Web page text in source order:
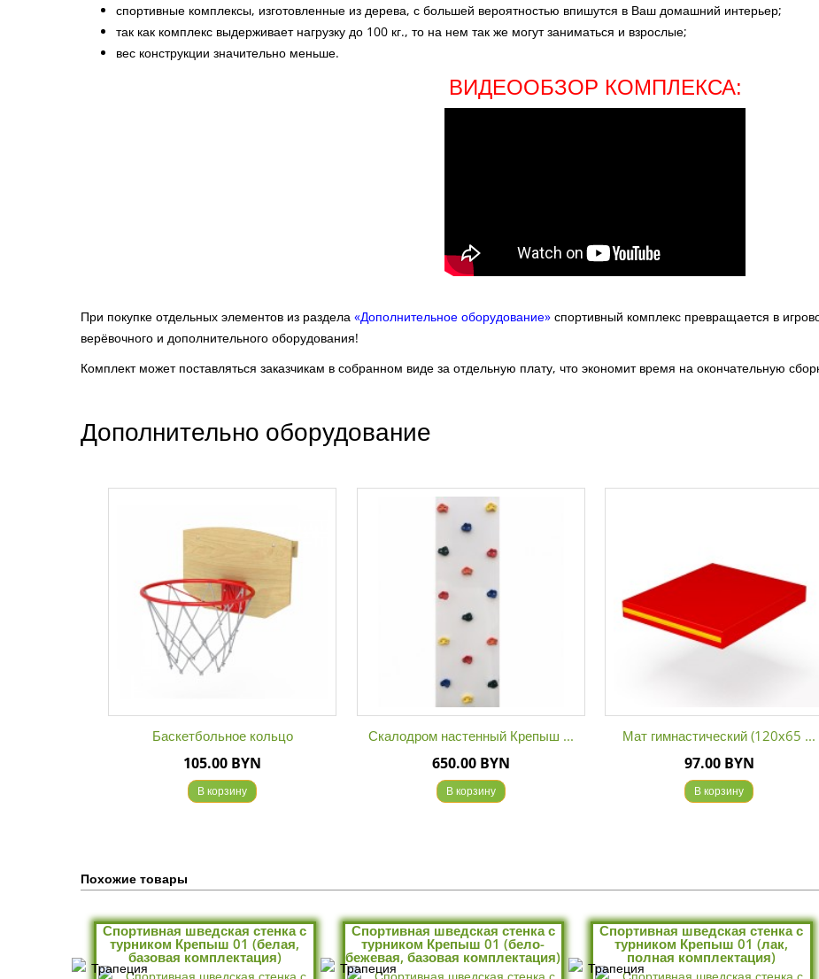
спортивные комплексы, изготовленные из дерева, с большей вероятностью впишутся в Ваш домашний интерьер;
так как комплекс выдерживает нагрузку до 100 кг., то на нем так же могут заниматься и взрослые;
вес конструкции значительно меньше.
ВИДЕООБЗОР КОМПЛЕКСА:
При покупке отдельных элементов из раздела «Дополнительное оборудование» спортивный комплекс превращается в
верёвочного и дополнительного оборудования!
Комплект может поставляться заказчикам в собранном виде за отдельную плату, что экономит время на окончательную
Дополнительно оборудование
Баскетбольное кольцо
105.00 BYN
В корзину
Скалодром настенный Крепыш ...
650.00 BYN
В корзину
Мат гимнастический (120х65 ...
97.00 BYN
В корзину
Похожие товары
Спортивная шведская стенка с
турником Крепыш 01 (белая,
базовая комплектация)
Спортивная шведская стенка с
турником Крепыш 01 (бело-
бежевая, базовая комплектация)
Спортивная шведская стенка с
турником Крепыш 01 (лак,
полная комплектация)